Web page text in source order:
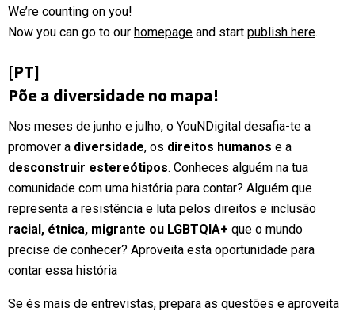
We’re counting on you!
Now you can go to our homepage and start publish here.
[PT]
Põe a diversidade no mapa!
Nos meses de junho e julho, o YouNDigital desafia-te a
promover a diversidade, os direitos humanos e a
desconstruir estereótipos. Conheces alguém na tua
comunidade com uma história para contar? Alguém que
representa a resistência e luta pelos direitos e inclusão
racial, étnica, migrante ou LGBTQIA+ que o mundo
precise de conhecer? Aproveita esta oportunidade para
contar essa história
Se és mais de entrevistas, prepara as questões e aproveita